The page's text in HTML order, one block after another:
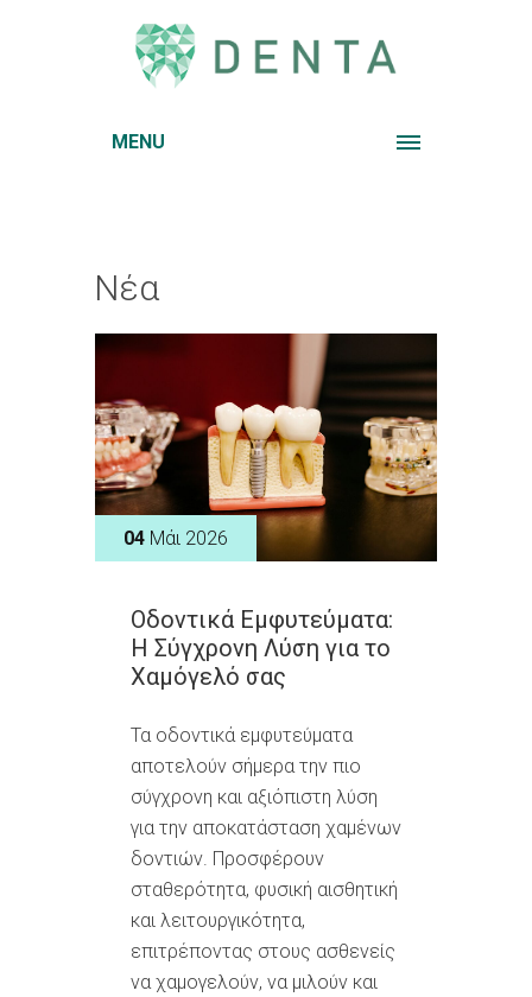
MENU
Νέα
04 Μάι 2026
Οδοντικά Εμφυτεύματα:
Η Σύγχρονη Λύση για το
Χαμόγελό σας
Τα οδοντικά εμφυτεύματα
αποτελούν σήμερα την πιο
σύγχρονη και αξιόπιστη λύση
για την αποκατάσταση χαμένων
δοντιών. Προσφέρουν
σταθερότητα, φυσική αισθητική
και λειτουργικότητα,
επιτρέποντας στους ασθενείς
να χαμογελούν, να μιλούν και